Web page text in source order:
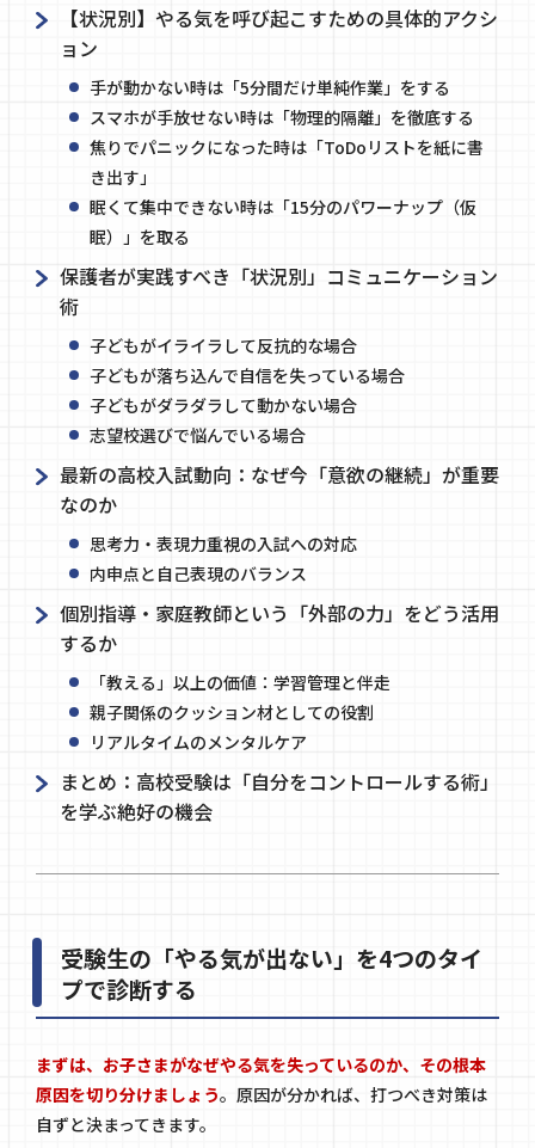
【状況別】やる気を呼び起こすための具体的アクシ
ョン
手が動かない時は「5分間だけ単純作業」をする
スマホが手放せない時は「物理的隔離」を徹底する
焦りでパニックになった時は「ToDoリストを紙に書
き出す」
眠くて集中できない時は「15分のパワーナップ（仮
眠）」を取る
保護者が実践すべき「状況別」コミュニケーション
術
子どもがイライラして反抗的な場合
子どもが落ち込んで自信を失っている場合
子どもがダラダラして動かない場合
志望校選びで悩んでいる場合
最新の高校入試動向：なぜ今「意欲の継続」が重要
なのか
思考力・表現力重視の入試への対応
内申点と自己表現のバランス
個別指導・家庭教師という「外部の力」をどう活用
するか
「教える」以上の価値：学習管理と伴走
親子関係のクッション材としての役割
リアルタイムのメンタルケア
まとめ：高校受験は「自分をコントロールする術」
を学ぶ絶好の機会
受験生の「やる気が出ない」を4つのタイ
プで診断する
まずは、お子さまがなぜやる気を失っているのか、その根本
原因を切り分けましょう。原因が分かれば、打つべき対策は
自ずと決まってきます。